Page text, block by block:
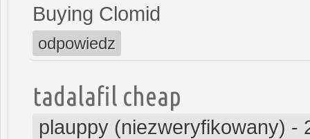
Buying Clomid
odpowiedz
tadalafil cheap
plauppy (niezweryfikowany) -